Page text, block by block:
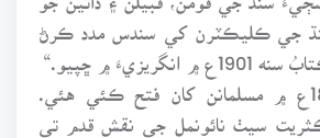
جي ڪليڪٽرن کي سندس مدد ڪرڻ
۾ ڇپيو.“
انگريزن سنڌ 1843ع ۾ مسلمانن کان فتح ڪئي هئي.
سيٺ نائونمل جي نقش قدم تي